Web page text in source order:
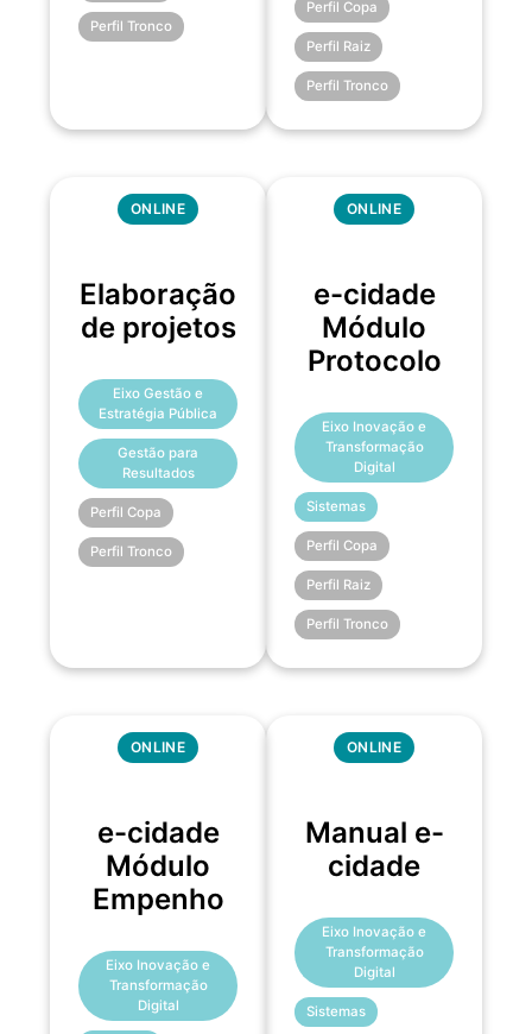
Perfil Tronco
Perfil Copa
Perfil Raiz
Perfil Tronco
ONLINE
Elaboração
de projetos
Eixo Gestão e
Estratégia Pública
Gestão para
Resultados
Perfil Copa
Perfil Tronco
ONLINE
e-cidade
Módulo
Protocolo
Eixo Inovação e
Transformação
Digital
Sistemas
Perfil Copa
Perfil Raiz
Perfil Tronco
ONLINE
e-cidade
Módulo
Empenho
Eixo Inovação e
Transformação
Digital
ONLINE
Manual e-
cidade
Eixo Inovação e
Transformação
Digital
Sistemas